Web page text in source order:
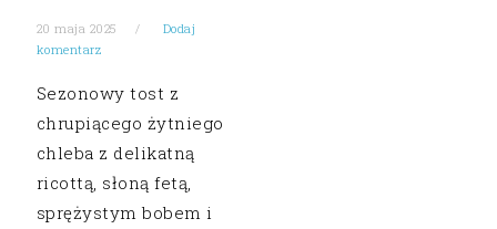
20 maja 2025
Dodaj
komentarz
Sezonowy tost z
chrupiącego żytniego
chleba z delikatną
ricottą, słoną fetą,
sprężystym bobem i